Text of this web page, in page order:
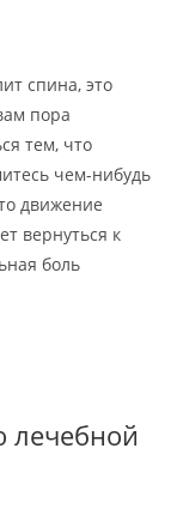
спина, это
пора
тем, что
чем-нибудь
движение
вернуться к
боль
лечебной